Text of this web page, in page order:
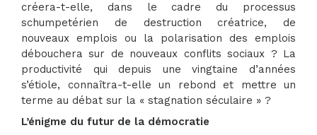
créera-t-elle, dans le cadre du processus
schumpetérien de destruction créatrice, de
nouveaux emplois ou la polarisation des emplois
débouchera sur de nouveaux conflits sociaux ? La
productivité qui depuis une vingtaine d’années
s’étiole, connaîtra-t-elle un rebond et mettre un
terme au débat sur la « stagnation séculaire » ?
L’énigme du futur de la démocratie